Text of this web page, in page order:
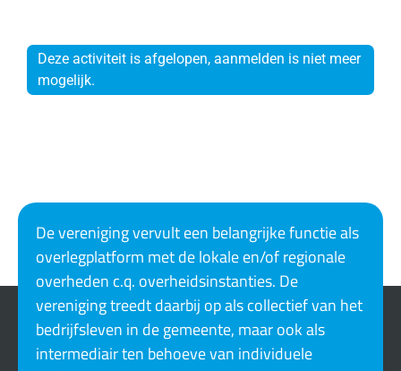
Deze activiteit is afgelopen, aanmelden is niet meer
mogelijk.
De vereniging vervult een belangrijke functie als
overlegplatform met de lokale en/of regionale
overheden c.q. overheidsinstanties. De
vereniging treedt daarbij op als collectief van het
bedrijfsleven in de gemeente, maar ook als
intermediair ten behoeve van individuele